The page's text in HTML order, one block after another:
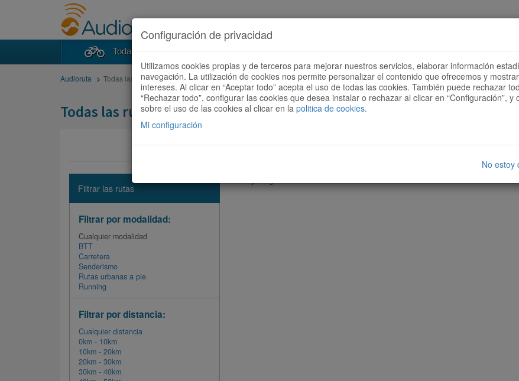
Todas las rutas Buscador de rutas Quieres ser colaborador?
Audioruta Todas las rutas
Todas las rutas
Filtrar las rutas
Filtrar por modalidad:
Cualquier modalidad
BTT
Carretera
Senderismo
Rutas urbanas a pie
Running
Filtrar por distancia:
Cualquier distancia
0km - 10km
10km - 20km
20km - 30km
30km - 40km
Configuración de privacidad
Utilizamos cookies propias y de terceros para mejorar nuestros servicios, elaborar información
navegación. La utilización de cookies nos permite personalizar el contenido que ofrecemos y
intereses. Al clicar en “Aceptar todo” acepta el uso de todas las cookies. También puede rechazar
“Rechazar todo”, configurar las cookies que desea instalar o rechazar al clicar en “Configuración”,
sobre el uso de las cookies al clicar en la politica de cookies.
Mi configuración
No estoy